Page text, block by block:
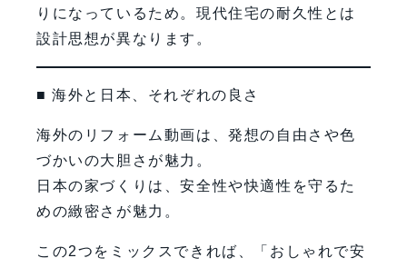
りになっているため。現代住宅の耐久性とは
設計思想が異なります。
■ 海外と日本、それぞれの良さ
海外のリフォーム動画は、発想の自由さや色
づかいの大胆さが魅力。
日本の家づくりは、安全性や快適性を守るた
めの緻密さが魅力。
この2つをミックスできれば、「おしゃれで安